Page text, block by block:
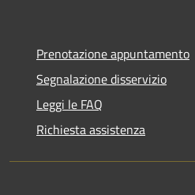
Prenotazione appuntamento
Segnalazione disservizio
Leggi le FAQ
Richiesta assistenza